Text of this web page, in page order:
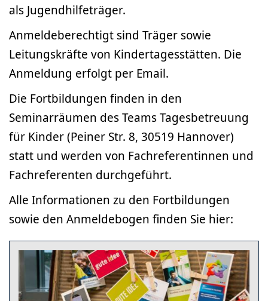
als Jugendhilfeträger.
Anmeldeberechtigt sind Träger sowie
Leitungskräfte von Kindertagesstätten. Die
Anmeldung erfolgt per Email.
Die Fortbildungen finden in den
Seminarräumen des Teams Tagesbetreuung
für Kinder (Peiner Str. 8, 30519 Hannover)
statt und werden von Fachreferentinnen und
Fachreferenten durchgeführt.
Alle Informationen zu den Fortbildungen
sowie den Anmeldebogen finden Sie hier: